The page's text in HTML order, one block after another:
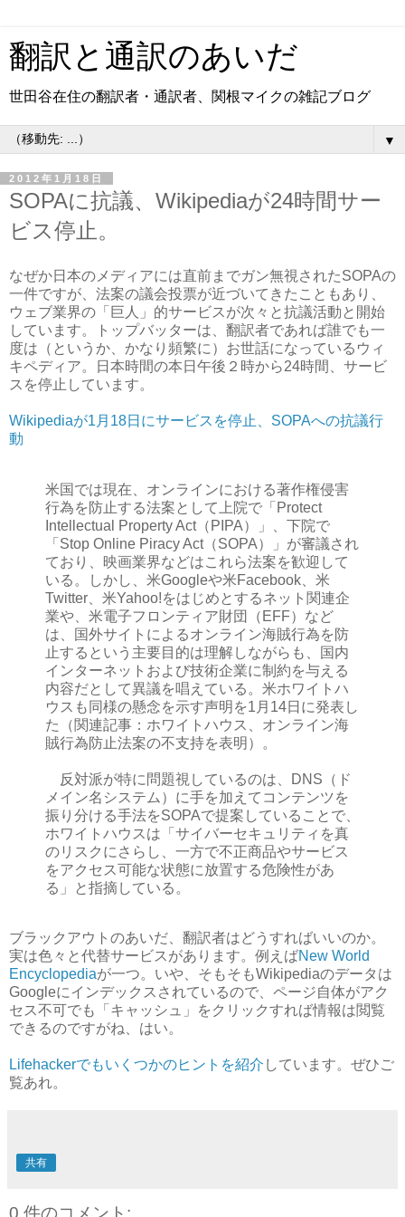
翻訳と通訳のあいだ
世田谷在住の翻訳者・通訳者、関根マイクの雑記ブログ
▼
2012年1月18日
SOPAに抗議、Wikipediaが24時間サー
ビス停止。
なぜか日本のメディアには直前までガン無視されたSOPAの
一件ですが、法案の議会投票が近づいてきたこともあり、
ウェブ業界の「巨人」的サービスが次々と抗議活動と開始
しています。トップバッターは、翻訳者であれば誰でも一
度は（というか、かなり頻繁に）お世話になっているウィ
キペディア。日本時間の本日午後２時から24時間、サービ
スを停止しています。
Wikipediaが1月18日にサービスを停止、SOPAへの抗議行
動
米国では現在、オンラインにおける著作権侵害
行為を防止する法案として上院で「Protect
Intellectual Property Act（PIPA）」、下院で
「Stop Online Piracy Act（SOPA）」が審議され
ており、映画業界などはこれら法案を歓迎して
いる。しかし、米Googleや米Facebook、米
Twitter、米Yahoo!をはじめとするネット関連企
業や、米電子フロンティア財団（EFF）など
は、国外サイトによるオンライン海賊行為を防
止するという主要目的は理解しながらも、国内
インターネットおよび技術企業に制約を与える
内容だとして異議を唱えている。米ホワイトハ
ウスも同様の懸念を示す声明を1月14日に発表し
た（関連記事：ホワイトハウス、オンライン海
賊行為防止法案の不支持を表明）。
反対派が特に問題視しているのは、DNS（ド
メイン名システム）に手を加えてコンテンツを
振り分ける手法をSOPAで提案していることで、
ホワイトハウスは「サイバーセキュリティを真
のリスクにさらし、一方で不正商品やサービス
をアクセス可能な状態に放置する危険性があ
る」と指摘している。
ブラックアウトのあいだ、翻訳者はどうすればいいのか。
実は色々と代替サービスがあります。例えばNew World
Encyclopediaが一つ。いや、そもそもWikipediaのデータは
Googleにインデックスされているので、ページ自体がアク
セス不可でも「キャッシュ」をクリックすれば情報は閲覧
できるのですがね、はい。
Lifehackerでもいくつかのヒントを紹介 しています。ぜひご
覧あれ。
共有